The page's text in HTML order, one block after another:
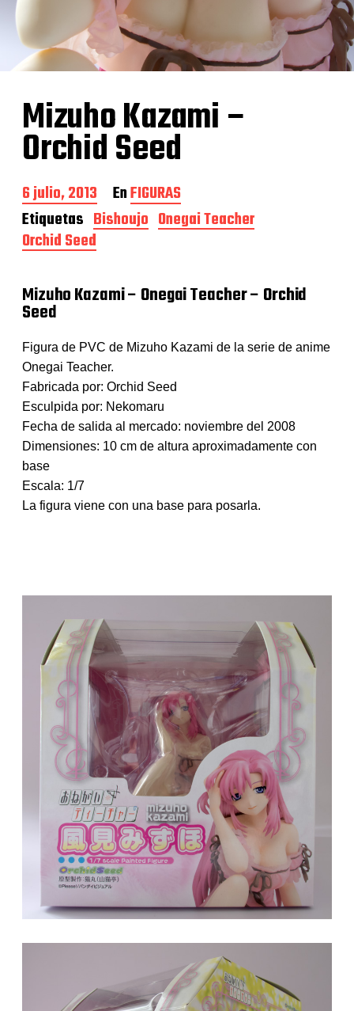
Mizuho Kazami –
Orchid Seed
F
e
c
h
a
e
l
a
e
n
t
r
a
d
a
6 julio, 2013 EnFIGURAS
Etiquetas Bishoujo Onegai Teacher
Orchid Seed
Mizuho Kazami – Onegai Teacher – Orchid
Seed
Figura de PVC de Mizuho Kazami de la serie de anime
Onegai Teacher.
Fabricada por: Orchid Seed
Esculpida por: Nekomaru
Fecha de salida al mercado: noviembre del 2008
Dimensiones: 10 cm de altura aproximadamente con
base
Escala: 1/7
La figura viene con una base para posarla.